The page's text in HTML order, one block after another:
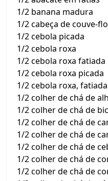
1/2 banana madura
1/2 cabeça de couve-
1/2 cebola picada
1/2 cebola roxa
1/2 cebola roxa fatiada
1/2 cebola roxa picada
1/2 cebola roxa,
1/2 colher de chá de
1/2 colher de chá de
1/2 colher de chá de
1/2 colher de chá de
1/2 colher de chá de
1/2 colher de chá de
1/2 colher de chá de